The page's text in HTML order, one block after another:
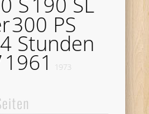
300 PS
Stunden
1961 1973